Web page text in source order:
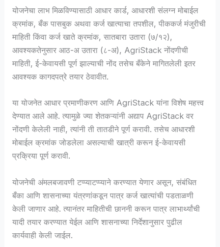
योजनेचा लाभ मिळविण्यासाठी आधार कार्ड, आधारशी संलग्न मोबाईल
क्रमांक, बँक पासबुक अथवा कर्ज खात्याचा तपशील, पीककर्ज मंजुरीची
माहिती किंवा कर्ज खाते क्रमांक, सातबारा उतारा (७/१२),
आवश्यकतेनुसार आठ-अ उतारा (८-अ), AgriStack नोंदणीची
माहिती, ई-केवायसी पूर्ण झाल्याची नोंद तसेच बँकेने मागितलेली इतर
आवश्यक कागदपत्रे तयार ठेवावीत.
या योजनेत आधार प्रमाणीकरण आणि AgriStack यांना विशेष महत्त्व
देण्यात आले आहे. त्यामुळे ज्या शेतकऱ्यांनी अद्याप AgriStack वर
नोंदणी केलेली नाही, त्यांनी ती तातडीने पूर्ण करावी. तसेच आधारशी
मोबाईल क्रमांक जोडलेला असल्याची खात्री करून ई-केवायसी
प्रक्रिया पूर्ण करावी.
योजनेची अंमलबजावणी टप्प्याटप्प्याने करण्यात येणार असून, संबंधित
बँका आणि शासनाच्या यंत्रणांकडून पात्र कर्ज खात्यांची पडताळणी
केली जाणार आहे. त्यानंतर माहितीची छाननी करून पात्र लाभार्थ्यांची
यादी तयार करण्यात येईल आणि शासनाच्या निर्देशानुसार पुढील
कार्यवाही केली जाईल.